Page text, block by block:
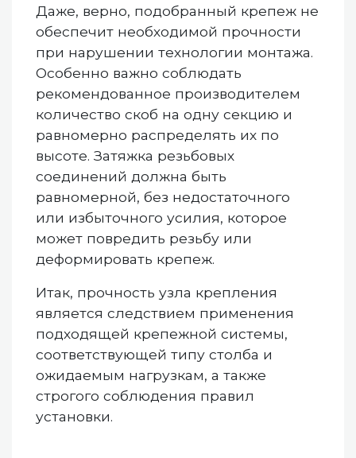
Даже, верно, подобранный крепеж не
обеспечит необходимой прочности
при нарушении технологии монтажа.
Особенно важно соблюдать
рекомендованное производителем
количество скоб на одну секцию и
равномерно распределять их по
высоте. Затяжка резьбовых
соединений должна быть
равномерной, без недостаточного
или избыточного усилия, которое
может повредить резьбу или
деформировать крепеж.
Итак, прочность узла крепления
является следствием применения
подходящей крепежной системы,
соответствующей типу столба и
ожидаемым нагрузкам, а также
строгого соблюдения правил
установки.